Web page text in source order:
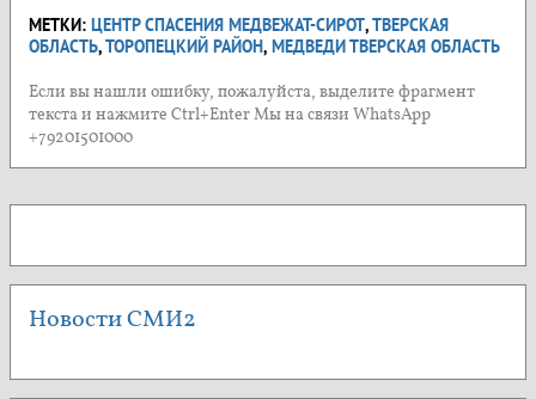
МЕТКИ: ЦЕНТР СПАСЕНИЯ МЕДВЕЖАТ-СИРОТ,ТВЕРСКАЯ
ОБЛАСТЬ,ТОРОПЕЦКИЙ РАЙОН, МЕДВЕДИ ТВЕРСКАЯ ОБЛАСТЬ
Если вы нашли ошибку, пожалуйста, выделите фрагмент
текста и нажмите Ctrl+Enter Мы на связи WhatsApp
+79201501000
Новости СМИ2